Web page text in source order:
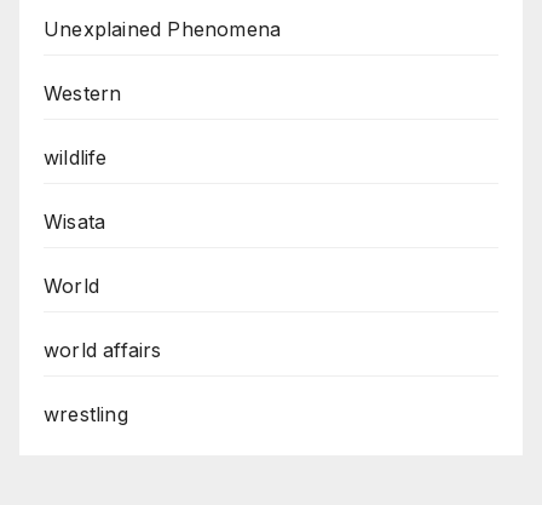
Unexplained Phenomena
Western
wildlife
Wisata
World
world affairs
wrestling